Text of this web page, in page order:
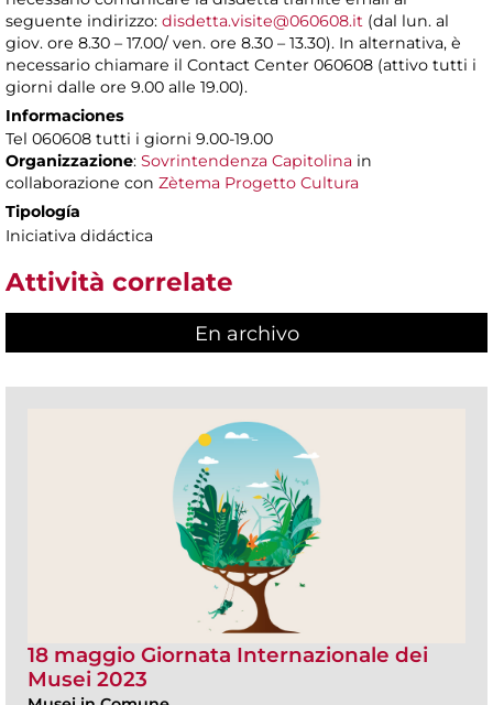
seguente indirizzo: disdetta.visite@060608.it (dal lun. al
giov. ore 8.30 – 17.00/ ven. ore 8.30 – 13.30). In alternativa, è
necessario chiamare il Contact Center 060608 (attivo tutti i
giorni dalle ore 9.00 alle 19.00).
Informaciones
Tel 060608 tutti i giorni 9.00-19.00
Organizzazione: Sovrintendenza Capitolina in
collaborazione con Zètema Progetto Cultura
Tipología
Iniciativa didáctica
Attività correlate
En archivo
18 maggio Giornata Internazionale dei
Musei 2023